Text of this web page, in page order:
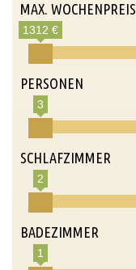
MAX. WOCHENPREIS
1312 €
PERSONEN
3
SCHLAFZIMMER
2
BADEZIMMER
1